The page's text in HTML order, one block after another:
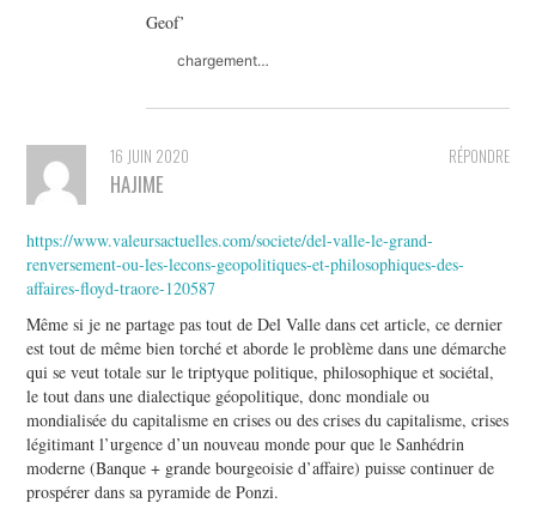
Geof’
chargement…
RÉPONDRE
16 JUIN 2020
HAJIME
https://www.valeursactuelles.com/societe/del-valle-le-grand-
renversement-ou-les-lecons-geopolitiques-et-philosophiques-des-
affaires-floyd-traore-120587
Même si je ne partage pas tout de Del Valle dans cet article, ce dernier
est tout de même bien torché et aborde le problème dans une démarche
qui se veut totale sur le triptyque politique, philosophique et sociétal,
le tout dans une dialectique géopolitique, donc mondiale ou
mondialisée du capitalisme en crises ou des crises du capitalisme, crises
légitimant l’urgence d’un nouveau monde pour que le Sanhédrin
moderne (Banque + grande bourgeoisie d’affaire) puisse continuer de
prospérer dans sa pyramide de Ponzi.